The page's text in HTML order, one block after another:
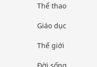
Thể thao
Giáo dục
Thế giới